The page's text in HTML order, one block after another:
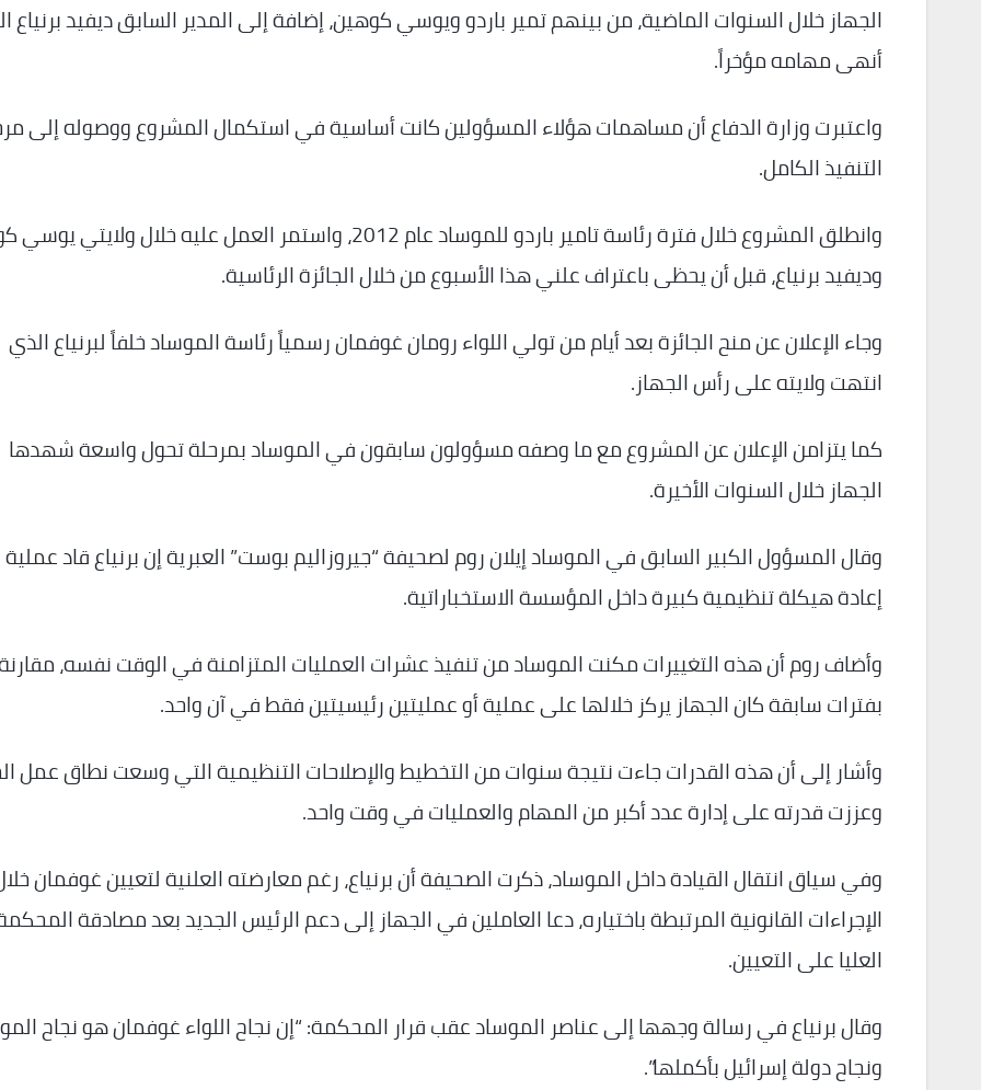
الجهاز خلال السنوات الماضية، من بينهم تمير باردو ويوسي كوهين، إضافة إلى المدير السابق ديفيد برنياع
أنهى مهامه مؤخراً.
واعتبرت وزارة الدفاع أن مساهمات هؤلاء المسؤولين كانت أساسية في استكمال المشروع ووصوله إلى
التنفيذ الكامل.
وانطلق المشروع خلال فترة رئاسة تامير باردو للموساد عام 2012، واستمر العمل عليه خلال
وديفيد برنياع، قبل أن يحظى باعتراف علني هذا الأسبوع من خلال الجائزة الرئاسية.
وجاء الإعلان عن منح الجائزة بعد أيام من تولي اللواء رومان غوفمان رسمياً رئاسة الموساد خلفاً لبرنياع الذي
انتهت ولايته على رأس الجهاز.
كما يتزامن الإعلان عن المشروع مع ما وصفه مسؤولون سابقون في الموساد بمرحلة تحول واسعة شهدها
الجهاز خلال السنوات الأخيرة.
وقال المسؤول الكبير السابق في الموساد إيلان روم لصحيفة “جيروزاليم بوست” العبرية إن برنياع قاد عملية
إعادة هيكلة تنظيمية كبيرة داخل المؤسسة الاستخباراتية.
وأضاف روم أن هذه التغييرات مكنت الموساد من تنفيذ عشرات العمليات المتزامنة في الوقت نفسه،
بفترات سابقة كان الجهاز يركز خلالها على عملية أو عمليتين رئيسيتين فقط في آن واحد.
وأشار إلى أن هذه القدرات جاءت نتيجة سنوات من التخطيط والإصلاحات التنظيمية التي وسعت نطاق عمل
وعززت قدرته على إدارة عدد أكبر من المهام والعمليات في وقت واحد.
وفي سياق انتقال القيادة داخل الموساد، ذكرت الصحيفة أن برنياع، رغم معارضته العلنية لتعيين غوفمان
الإجراءات القانونية المرتبطة باختياره، دعا العاملين في الجهاز إلى دعم الرئيس الجديد بعد مصادقة
العليا على التعيين.
وقال برنياع في رسالة وجهها إلى عناصر الموساد عقب قرار المحكمة: “إن نجاح اللواء غوفمان هو نجاح
ونجاح دولة إسرائيل بأكملها”.